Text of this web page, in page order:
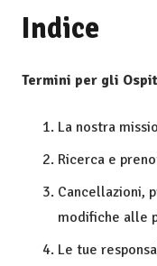
Indice
Termini per gli
La nostra
Ricerca e
Cancellazioni,
modifiche alle
Le tue